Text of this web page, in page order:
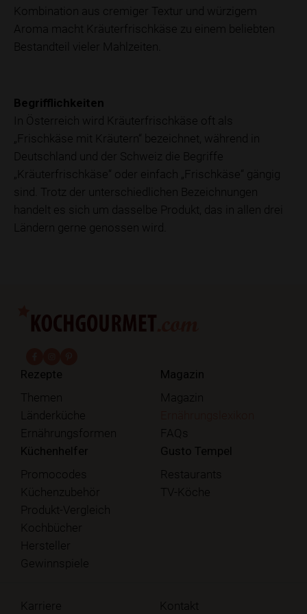
Kombination aus cremiger Textur und würzigem
Aroma macht Kräuterfrischkäse zu einem beliebten
Bestandteil vieler Mahlzeiten.
Begrifflichkeiten
In Österreich wird Kräuterfrischkäse oft als
„Frischkäse mit Kräutern“ bezeichnet, während in
Deutschland und der Schweiz die Begriffe
„Kräuterfrischkäse“ oder einfach „Frischkäse“ gängig
sind. Trotz der unterschiedlichen Bezeichnungen
handelt es sich um dasselbe Produkt, das in allen drei
Ländern gerne genossen wird.
Rezepte
Themen
Länderküche
Ernährungsformen
Magazin
Magazin
FAQs
Küchenhelfer
Promocodes
Küchenzubehör
Produkt-Vergleich
Kochbücher
Hersteller
Gewinnspiele
Gusto Tempel
Restaurants
TV-Köche
Karriere Kontakt